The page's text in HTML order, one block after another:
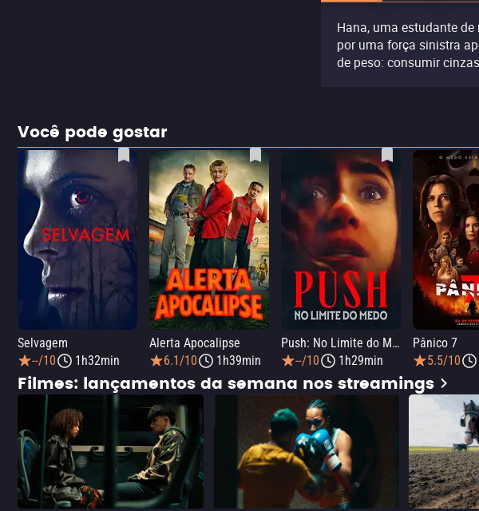
Hana, uma estudante
por uma força sinistra
de peso: consumir
Você pode gostar
Selvagem
--/10
1h32min
Alerta Apocalipse
6.1/10
1h39min
Push: No Limite do Medo
--/10
1h29min
Pânico 7
5.5/10
Filmes: lançamentos da semana nos streamings